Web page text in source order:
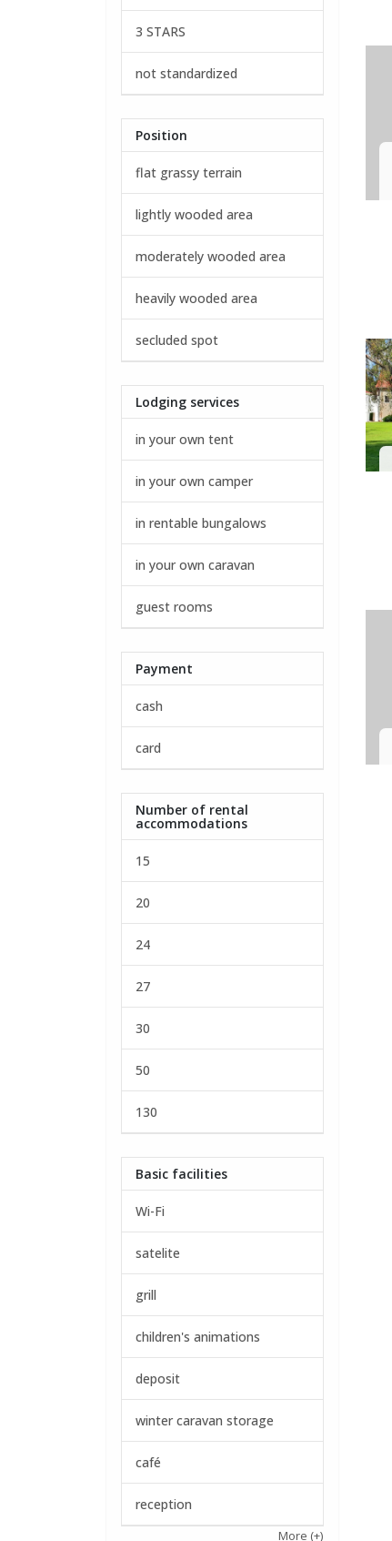
3 STARS
not standardized
Position
flat grassy terrain
lightly wooded area
moderately wooded area
heavily wooded area
secluded spot
Lodging services
in your own tent
in your own camper
in rentable bungalows
in your own caravan
guest rooms
Payment
cash
card
Number of rental
accommodations
15
20
24
27
30
50
130
Basic facilities
Wi-Fi
satelite
grill
children's animations
deposit
winter caravan storage
café
reception
More (+)